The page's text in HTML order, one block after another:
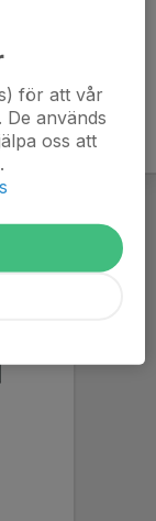
för att vår
används
oss att